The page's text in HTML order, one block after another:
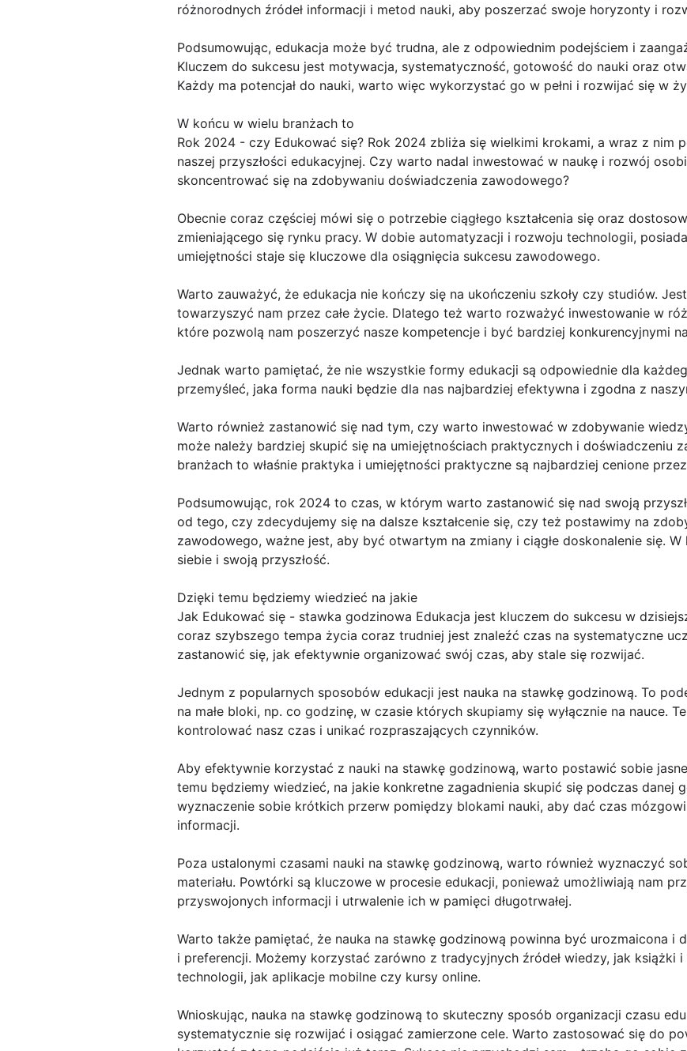
różnorodnych źródeł informacji i metod nauki, aby poszerzać swoje horyzonty i
Podsumowując, edukacja może być trudna, ale z odpowiednim podejściem i
Kluczem do sukcesu jest motywacja, systematyczność, gotowość do nauki oraz
Każdy ma potencjał do nauki, warto więc wykorzystać go w pełni i rozwijać się w
W końcu w wielu branżach to
Rok 2024 - czy Edukować się? Rok 2024 zbliża się wielkimi krokami, a wraz z nim
naszej przyszłości edukacyjnej. Czy warto nadal inwestować w naukę i rozwój
skoncentrować się na zdobywaniu doświadczenia zawodowego?
Obecnie coraz częściej mówi się o potrzebie ciągłego kształcenia się oraz
zmieniającego się rynku pracy. W dobie automatyzacji i rozwoju technologii,
umiejętności staje się kluczowe dla osiągnięcia sukcesu zawodowego.
Warto zauważyć, że edukacja nie kończy się na ukończeniu szkoły czy studiów.
towarzyszyć nam przez całe życie. Dlatego też warto rozważyć inwestowanie w
które pozwolą nam poszerzyć nasze kompetencje i być bardziej konkurencyjnymi
Jednak warto pamiętać, że nie wszystkie formy edukacji są odpowiednie dla
przemyśleć, jaka forma nauki będzie dla nas najbardziej efektywna i zgodna z
Warto również zastanowić się nad tym, czy warto inwestować w zdobywanie
może należy bardziej skupić się na umiejętnościach praktycznych i doświadczeniu
branżach to właśnie praktyka i umiejętności praktyczne są najbardziej cenione
Podsumowując, rok 2024 to czas, w którym warto zastanowić się nad swoją
od tego, czy zdecydujemy się na dalsze kształcenie się, czy też postawimy na
zawodowego, ważne jest, aby być otwartym na zmiany i ciągłe doskonalenie się.
siebie i swoją przyszłość.
Dzięki temu będziemy wiedzieć na jakie
Jak Edukować się - stawka godzinowa Edukacja jest kluczem do sukcesu w
coraz szybszego tempa życia coraz trudniej jest znaleźć czas na systematyczne
zastanowić się, jak efektywnie organizować swój czas, aby stale się rozwijać.
Jednym z popularnych sposobów edukacji jest nauka na stawkę godzinową. To
na małe bloki, np. co godzinę, w czasie których skupiamy się wyłącznie na nauce.
kontrolować nasz czas i unikać rozpraszających czynników.
Aby efektywnie korzystać z nauki na stawkę godzinową, warto postawić sobie
temu będziemy wiedzieć, na jakie konkretne zagadnienia skupić się podczas danej
wyznaczenie sobie krótkich przerw pomiędzy blokami nauki, aby dać czas
informacji.
Poza ustalonymi czasami nauki na stawkę godzinową, warto również wyznaczyć
materiału. Powtórki są kluczowe w procesie edukacji, ponieważ umożliwiają nam
przyswojonych informacji i utrwalenie ich w pamięci długotrwałej.
Warto także pamiętać, że nauka na stawkę godzinową powinna być urozmaicona i
i preferencji. Możemy korzystać zarówno z tradycyjnych źródeł wiedzy, jak książki
technologii, jak aplikacje mobilne czy kursy online.
Wnioskując, nauka na stawkę godzinową to skuteczny sposób organizacji czasu
systematycznie się rozwijać i osiągać zamierzone cele. Warto zastosować się do